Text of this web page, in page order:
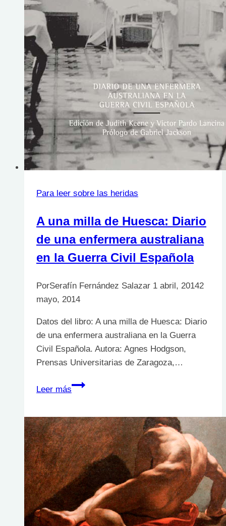
Para leer sobre las heridas
A una milla de Huesca: Diario
de una enfermera australiana
en la Guerra Civil Española
PorSerafín Fernández Salazar 1 abril, 20142
mayo, 2014
Datos del libro: A una milla de Huesca: Diario
de una enfermera australiana en la Guerra
Civil Española. Autora: Agnes Hodgson,
Prensas Universitarias de Zaragoza,…
Leer más
A
de
Huesca:
Diario
de
una
enfermera
australiana
en